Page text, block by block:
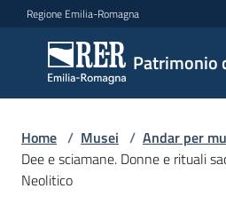
Vai al contenuto
Vai alla navigazione
Vai al footer
Regione Emilia-Romagna
Patrimonio
Patrimonio
culturale
Argomenti
Home / Musei / Andar per
Dee e sciamane. Donne e rituali
Neolitico